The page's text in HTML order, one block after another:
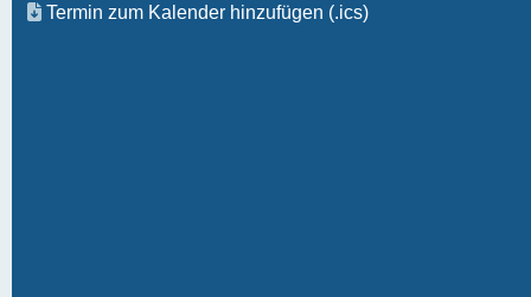
Termin zum Kalender hinzufügen (.ics)